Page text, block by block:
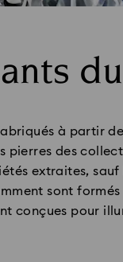
à partir
pierres des
extraites, sauf
sont
conçues pour